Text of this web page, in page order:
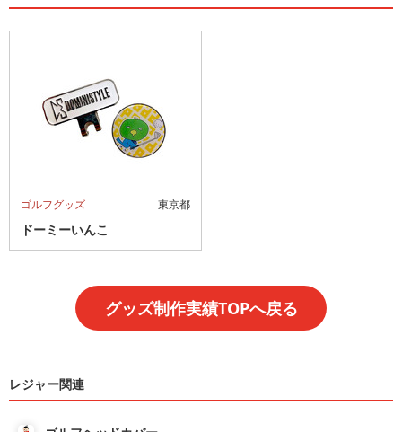
ゴルフグッズ 東京都
ドーミーいんこ
グッズ制作実績TOPへ戻る
レジャー関連